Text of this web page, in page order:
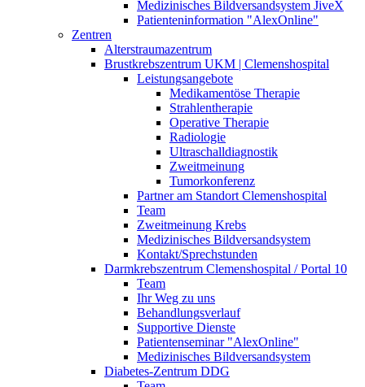
Medizinisches Bildversandsystem JiveX
Patienteninformation "AlexOnline"
Zentren
Alterstraumazentrum
Brustkrebszentrum UKM | Clemenshospital
Leistungsangebote
Medikamentöse Therapie
Strahlentherapie
Operative Therapie
Radiologie
Ultraschalldiagnostik
Zweitmeinung
Tumorkonferenz
Partner am Standort Clemenshospital
Team
Zweitmeinung Krebs
Medizinisches Bildversandsystem
Kontakt/Sprechstunden
Darmkrebszentrum Clemenshospital / Portal 10
Team
Ihr Weg zu uns
Behandlungsverlauf
Supportive Dienste
Patientenseminar "AlexOnline"
Medizinisches Bildversandsystem
Diabetes-Zentrum DDG